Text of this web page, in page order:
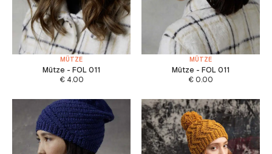
MÜTZE
Mütze - FOL 011
€4.00
MÜTZE
Mütze - FOL 011
€ 0.00